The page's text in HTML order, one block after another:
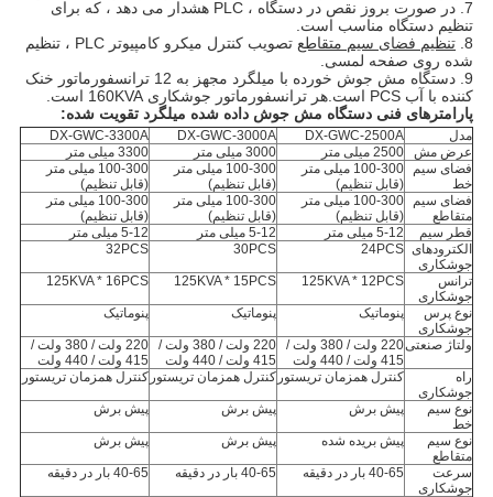
7. در صورت بروز نقص در دستگاه ، PLC هشدار می دهد ، که برای
تنظیم دستگاه مناسب است.
8. تنظیم فضای سیم متقاطع
تصویب کنترل میکرو کامپیوتر PLC ، تنظیم
شده روی صفحه لمسی.
9. دستگاه مش جوش خورده با میلگرد مجهز به 12 ترانسفورماتور خنک
کننده با آب PCS است.هر ترانسفورماتور جوشکاری 160KVA است.
پارامترهای فنی دستگاه مش جوش داده شده میلگرد تقویت شده:
مدل DX-GWC-2500A
DX-GWC-3000A
DX-GWC-3300A
عرض مش
2500 میلی متر 3000 میلی متر
3300 میلی متر
فضای سیم
خط
100-300 میلی متر
(قابل تنظیم)
100-300 میلی متر
(قابل تنظیم)
100-300 میلی متر
(قابل تنظیم)
فضای سیم
متقاطع
100-300 میلی متر
(قابل تنظیم)
100-300 میلی متر
(قابل تنظیم)
100-300 میلی متر
(قابل تنظیم)
قطر سیم
5-12 میلی متر 5-12 میلی متر
5-12 میلی متر
الکترودهای
جوشکاری
24PCS
30PCS
32PCS
ترانس
جوشکاری
125KVA * 12PCS
125KVA * 15PCS
125KVA * 16PCS
نوع پرس
جوشکاری
پنوماتیک پنوماتیک پنوماتیک
ولتاژ صنعتی
220 ولت / 380 ولت /
415 ولت / 440 ولت
220 ولت / 380 ولت /
415 ولت / 440 ولت
220 ولت / 380 ولت /
415 ولت / 440 ولت
راه
جوشکاری
کنترل همزمان تریستور کنترل همزمان تریستور کنترل همزمان تریستور
نوع سیم
خط
پیش برش پیش برش پیش برش
نوع سیم
متقاطع
پیش بریده شده پیش برش پیش برش
سرعت
جوشکاری
40-65 بار در دقیقه 40-65 بار در دقیقه 40-65 بار در دقیقه